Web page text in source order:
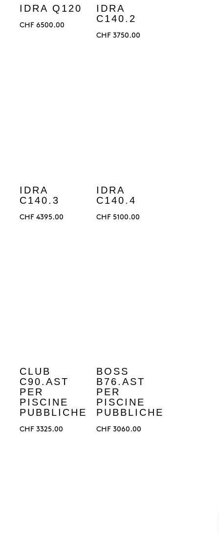
IDRA Q120
CHF 6500.00
IDRA
C140.2
CHF 3750.00
IDRA
C140.3
CHF 4395.00
IDRA
C140.4
CHF5100.00
CLUB
C90.AST
PER
PISCINE
PUBBLICHE
CHF 3325.00
BOSS
B76.AST
PER
PISCINE
PUBBLICHE
CHF 3060.00